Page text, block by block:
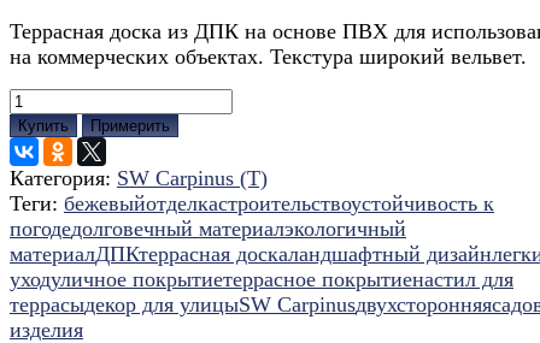
Террасная доска из ДПК на основе ПВХ для
на коммерческих объектах. Текстура широкий вельвет.
Купить Примерить
Категория: SW Carpinus (T)
Теги: бежевыйотделкастроительствоустойчивость к
погодедолговечный материалэкологичный
материалДПКтеррасная доскаландшафтный дизайн
уходуличное покрытиетеррасное покрытиенастил для
террасыдекор для улицыSW Carpinusдвухсторонняя
изделия